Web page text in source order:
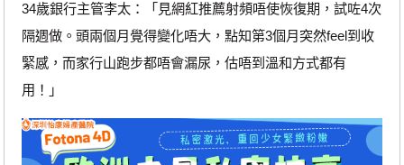
34歲銀行主管李太：「見網紅推薦射頻唔使恢復期，試咗4次
隔週做。頭兩個月覺得變化唔大，點知第3個月突然feel到收
緊感，而家行山跑步都唔會漏尿，估唔到溫和方式都有
用！」